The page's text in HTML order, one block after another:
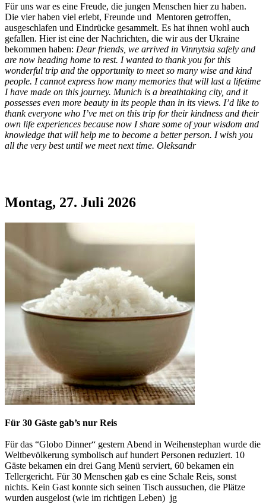
Für uns war es eine Freude, die jungen Menschen hier zu haben.
Die vier haben viel erlebt, Freunde und Mentoren getroffen,
ausgeschlafen und Eindrücke gesammelt. Es hat ihnen wohl auch
gefallen. Hier ist eine der Nachrichten, die wir aus der Ukraine
bekommen haben: Dear friends, we arrived in Vinnytsia safely and
are now heading home to rest. I wanted to thank you for this
wonderful trip and the opportunity to meet so many wise and kind
people. I cannot express how many memories that will last a lifetime
I have made on this journey. Munich is a breathtaking city, and it
possesses even more beauty in its people than in its views. I’d like to
thank everyone who I’ve met on this trip for their kindness and their
own life experiences because now I share some of your wisdom and
knowledge that will help me to become a better person. I wish you
all the very best until we meet next time. Oleksandr
Montag, 27. Juli 2026
Für 30 Gäste gab’s nur Reis
Für das “Globo Dinner“ gestern Abend in Weihenstephan wurde die
Weltbevölkerung symbolisch auf hundert Personen reduziert. 10
Gäste bekamen ein drei Gang Menü serviert, 60 bekamen ein
Tellergericht. Für 30 Menschen gab es eine Schale Reis, sonst
nichts. Kein Gast konnte sich seinen Tisch aussuchen, die Plätze
wurden ausgelost (wie im richtigen Leben) jg